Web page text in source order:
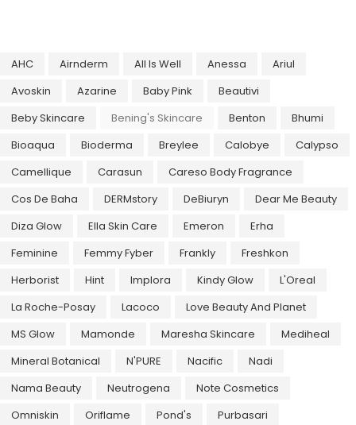
AHC Airnderm All Is Well Anessa
Ariul
Avoskin
Azarine Baby Pink
Beautivi
Beby Skincare
Bening's Skincare Benton
Bhumi
Bioaqua
Bioderma Breylee Calobye
Calypso
Camellique
Carasun
Careso Body Fragrance
Cos De Baha
DERMstory DeBiuryn
Dear Me Beauty
Diza Glow
Ella Skin Care Emeron
Erha
Feminine
Femmy Fyber Frankly
Freshkon
Herborist
Hint Implora Kindy Glow
L'Oreal
La Roche-Posay
Lacoco
Love Beauty And Planet
MS Glow
Mamonde Maresha Skincare
Mediheal
Mineral Botanical
N'PURE Nacific
Nadi
Nama Beauty
Neutrogena
Note Cosmetics
Omniskin
Oriflame Pond's Purbasari